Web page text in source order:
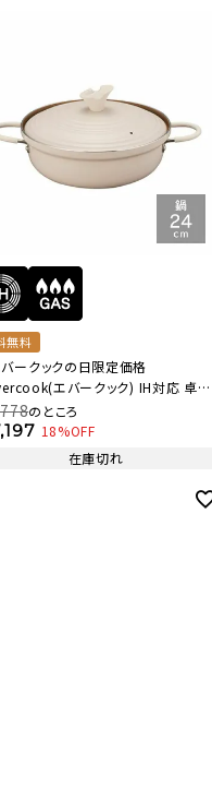
無料
ークックの日限定価格
エバークック) IH対応 卓上
アイボリー【HO】
のところ
18%OFF
在庫切れ